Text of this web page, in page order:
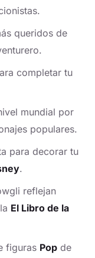
queridos de
completar tu
mundial por
populares.
para decorar tu
.
reflejan
El Libro de la
figuras Pop de